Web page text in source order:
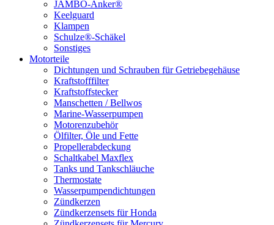
JAMBO-Anker®
Keelguard
Klampen
Schulze®-Schäkel
Sonstiges
Motorteile
Dichtungen und Schrauben für Getriebegehäuse
Kraftstofffilter
Kraftstoffstecker
Manschetten / Bellwos
Marine-Wasserpumpen
Motorenzubehör
Ölfilter, Öle und Fette
Propellerabdeckung
Schaltkabel Maxflex
Tanks und Tankschläuche
Thermostate
Wasserpumpendichtungen
Zündkerzen
Zündkerzensets für Honda